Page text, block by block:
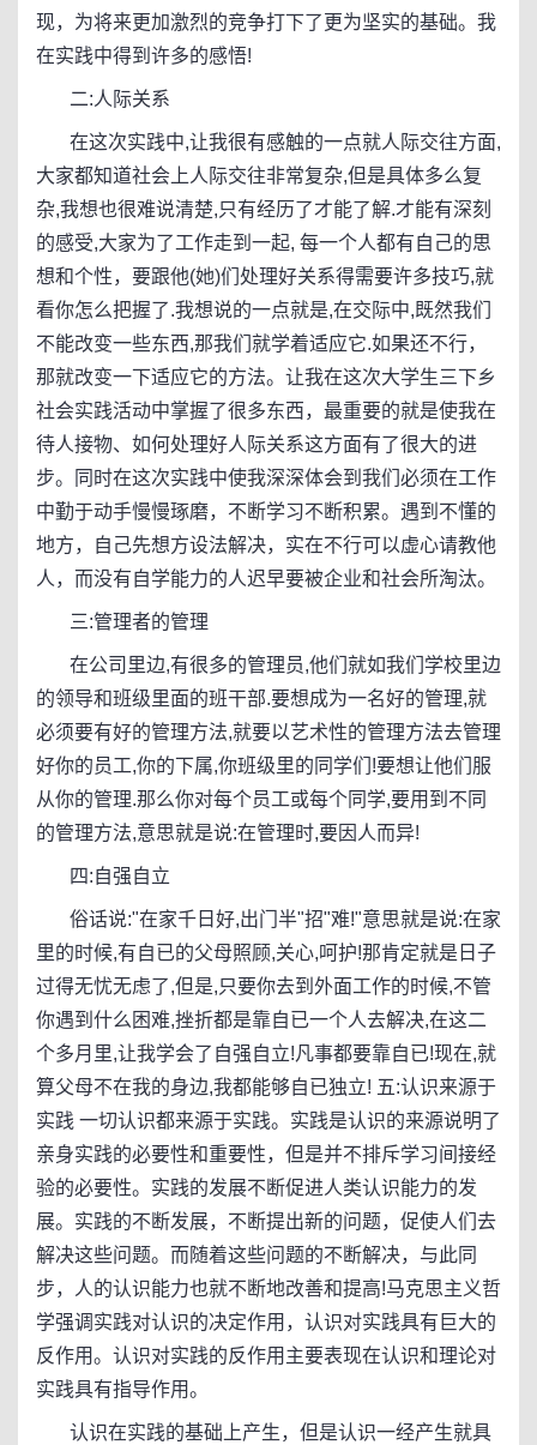
现，为将来更加激烈的竞争打下了更为坚实的基础。我
在实践中得到许多的感悟!
二:人际关系
在这次实践中,让我很有感触的一点就人际交往方面,
大家都知道社会上人际交往非常复杂,但是具体多么复
杂,我想也很难说清楚,只有经历了才能了解.才能有深刻
的感受,大家为了工作走到一起, 每一个人都有自己的思
想和个性，要跟他(她)们处理好关系得需要许多技巧,就
看你怎么把握了.我想说的一点就是,在交际中,既然我们
不能改变一些东西,那我们就学着适应它.如果还不行，
那就改变一下适应它的方法。让我在这次大学生三下乡
社会实践活动中掌握了很多东西，最重要的就是使我在
待人接物、如何处理好人际关系这方面有了很大的进
步。同时在这次实践中使我深深体会到我们必须在工作
中勤于动手慢慢琢磨，不断学习不断积累。遇到不懂的
地方，自己先想方设法解决，实在不行可以虚心请教他
人，而没有自学能力的人迟早要被企业和社会所淘汰。
三:管理者的管理
在公司里边,有很多的管理员,他们就如我们学校里边
的领导和班级里面的班干部.要想成为一名好的管理,就
必须要有好的管理方法,就要以艺术性的管理方法去管理
好你的员工,你的下属,你班级里的同学们!要想让他们服
从你的管理.那么你对每个员工或每个同学,要用到不同
的管理方法,意思就是说:在管理时,要因人而异!
四:自强自立
俗话说:"在家千日好,出门半"招"难!"意思就是说:在家
里的时候,有自已的父母照顾,关心,呵护!那肯定就是日子
过得无忧无虑了,但是,只要你去到外面工作的时候,不管
你遇到什么困难,挫折都是靠自已一个人去解决,在这二
个多月里,让我学会了自强自立!凡事都要靠自已!现在,就
算父母不在我的身边,我都能够自已独立! 五:认识来源于
实践 一切认识都来源于实践。实践是认识的来源说明了
亲身实践的必要性和重要性，但是并不排斥学习间接经
验的必要性。实践的发展不断促进人类认识能力的发
展。实践的不断发展，不断提出新的问题，促使人们去
解决这些问题。而随着这些问题的不断解决，与此同
步，人的认识能力也就不断地改善和提高!马克思主义哲
学强调实践对认识的决定作用，认识对实践具有巨大的
反作用。认识对实践的反作用主要表现在认识和理论对
实践具有指导作用。
认识在实践的基础上产生，但是认识一经产生就具